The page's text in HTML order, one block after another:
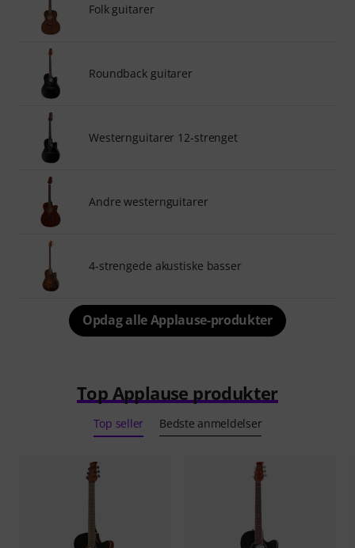
Folk guitarer
Roundback guitarer
Westernguitarer 12-strenget
Andre westernguitarer
4-strengede akustiske basser
Opdag alle Applause-produkter
Top Applause produkter
Top seller Bedste anmeldelser